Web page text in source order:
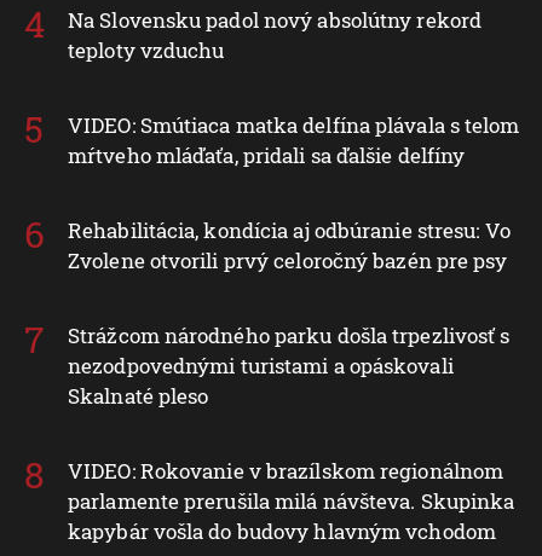
Na Slovensku padol nový absolútny rekord
teploty vzduchu
VIDEO: Smútiaca matka delfína plávala s telom
mŕtveho mláďaťa, pridali sa ďalšie delfíny
Rehabilitácia, kondícia aj odbúranie stresu: Vo
Zvolene otvorili prvý celoročný bazén pre psy
Strážcom národného parku došla trpezlivosť s
nezodpovednými turistami a opáskovali
Skalnaté pleso
VIDEO: Rokovanie v brazílskom regionálnom
parlamente prerušila milá návšteva. Skupinka
kapybár vošla do budovy hlavným vchodom